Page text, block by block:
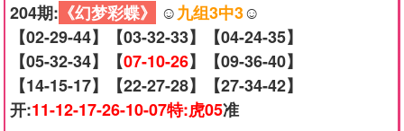
204期: 《幻梦彩蝶》 ☺️九组3中3☺️
【02-29-44】【03-32-33】【04-24-35】
【05-32-34】【07-10-26】【09-36-40】
【14-15-17】【22-27-28】【27-34-42】
开:11-12-17-26-10-07特:虎05准